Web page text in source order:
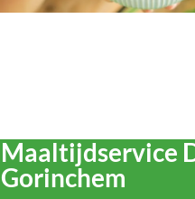
Maaltijdservice
Gorinchem